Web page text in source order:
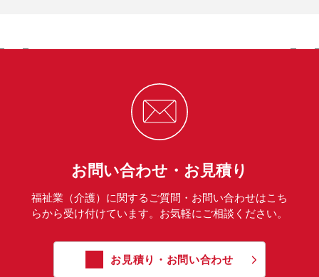
お問い合わせ・お見積り
福祉業（介護）に関するご質問・お問い合わせはこち
らから受け付けています。お気軽にご相談ください。
お見積り・お問い合わせ